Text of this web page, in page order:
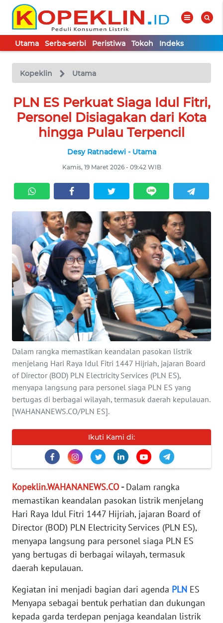
Utama Serba-serbi Peristiwa Tokoh Indeks
Kopeklin Utama
PLN ES Perkuat Siaga Idul Fitri,
Personel Disiagakan dari Kota
hingga Pulau Terpencil
Desy Ratnadewi - Utama
Kamis, 19 Maret 2026 - 09:42 WIB
Dalam rangka memastikan keandalan pasokan listrik
menjelang Hari Raya Idul Fitri 1447 Hijriah, jajaran Board
of Director (BOD) PLN Electricity Services (PLN ES),
menyapa langsung para personel siaga PLN ES yang
bertugas di berbagai wilayah, termasuk daerah kepulauan.
[WAHANANEWS.CO/PLN ES].
Ikuti Kami di:
Kopeklin.WAHANANEWS.CO -Dalam rangka
memastikan keandalan pasokan listrik menjelang
Hari Raya Idul Fitri 1447 Hijriah, jajaran Board of
Director (BOD) PLN Electricity Services (PLN ES),
menyapa langsung para personel siaga PLN ES
yang bertugas di berbagai wilayah, termasuk
daerah kepulauan.
Kegiatan ini menjadi bagian dari agenda PLN ES
Menyapa sebagai bentuk perhatian dan dukungan
kepada garda terdepan penjaga keandalan listrik
TV
Tutup
UTAMA
TOKOH
INDEKS
BERITA
KONTAK
KAMI
INFO
IKLAN
TENTANG
KAMI
PEDOMAN
MEDIA
SIBER
KARIR
DISCLAIMER
Wahana
News
Regional
WN
SUMUT
WN
JAKARTA